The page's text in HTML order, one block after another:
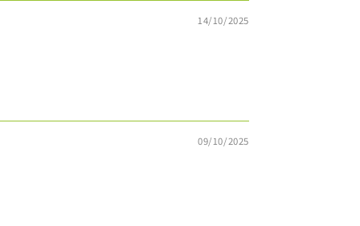
14/10/2025
09/10/2025